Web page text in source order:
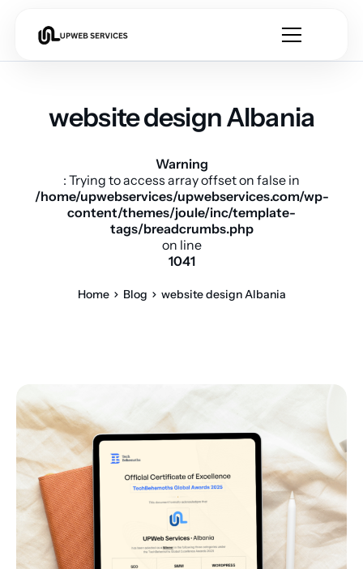
website design Albania
Warning
: Trying to access array offset on false in
/home/upwebservices/upwebservices.com/wp-
content/themes/joule/inc/template-
tags/breadcrumbs.php
on line
1041
Home Blog website design Albania